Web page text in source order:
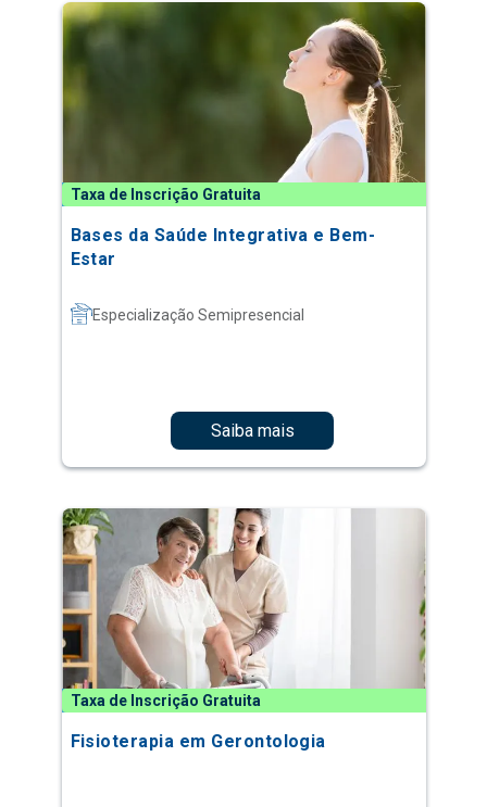
Taxa de Inscrição Gratuita
Bases da Saúde Integrativa e Bem-
Estar
Especialização Semipresencial
Saiba mais
Taxa de Inscrição Gratuita
Fisioterapia em Gerontologia